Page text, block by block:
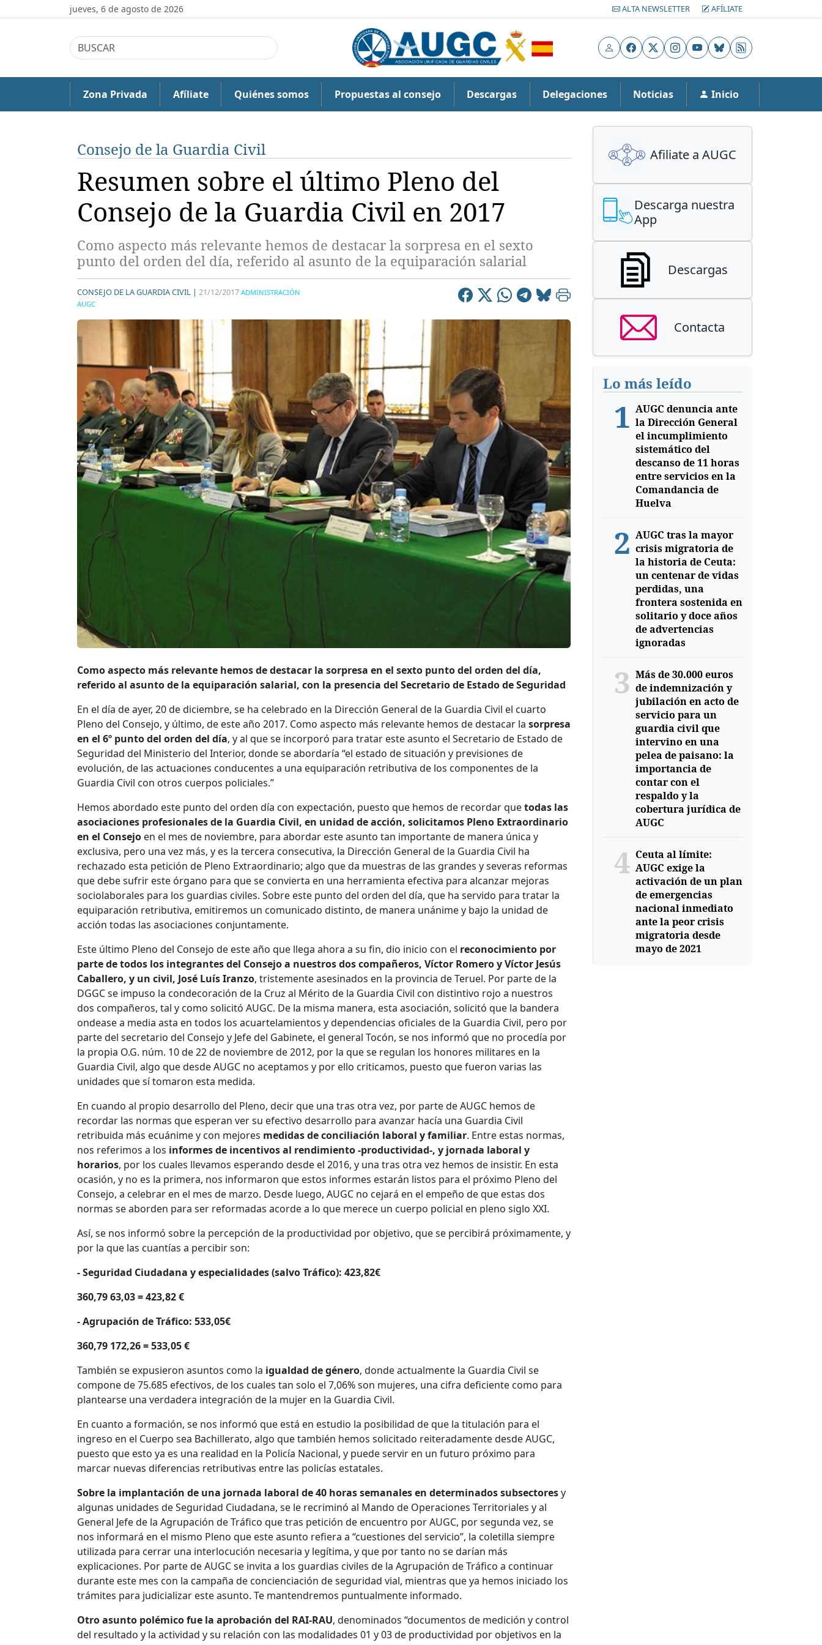
jueves, 6 de agosto de 2026 ALTA NEWSLETTER AFÍLIATE
UsuarioFacebook
X Instagram
YouTubeBluesky
RSS
Zona Privada Afíliate Quiénes somos Propuestas al consejo Descargas Delegaciones Noticias Inicio
Consejo de la Guardia Civil
Resumen sobre el último Pleno del
Consejo de la Guardia Civil en 2017
Como aspecto más relevante hemos de destacar la sorpresa en el sexto
punto del orden del día, referido al asunto de la equiparación salarial
CONSEJO DE LA GUARDIA CIVIL | 21/12/2017 ADMINISTRACIÓN
AUGC
Como aspecto más relevante hemos de destacar la sorpresa en el sexto punto del orden del día,
referido al asunto de la equiparación salarial, con la presencia del Secretario de Estado de Seguridad
En el día de ayer, 20 de diciembre, se ha celebrado en la Dirección General de la Guardia Civil el cuarto
Pleno del Consejo, y último, de este año 2017. Como aspecto más relevante hemos de destacar la sorpresa
en el 6º punto del orden del día, y al que se incorporó para tratar este asunto el Secretario de Estado de
Seguridad del Ministerio del Interior, donde se abordaría “el estado de situación y previsiones de
evolución, de las actuaciones conducentes a una equiparación retributiva de los componentes de la
Guardia Civil con otros cuerpos policiales.”
Hemos abordado este punto del orden día con expectación, puesto que hemos de recordar quetodas las
asociaciones profesionales de la Guardia Civil, en unidad de acción, solicitamos Pleno Extraordinario
en el Consejo en el mes de noviembre, para abordar este asunto tan importante de manera única y
exclusiva, pero una vez más, y es la tercera consecutiva, la Dirección General de la Guardia Civil ha
rechazado esta petición de Pleno Extraordinario; algo que da muestras de las grandes y severas reformas
que debe sufrir este órgano para que se convierta en una herramienta efectiva para alcanzar mejoras
sociolaborales para los guardias civiles. Sobre este punto del orden del día, que ha servido para tratar la
equiparación retributiva, emitiremos un comunicado distinto, de manera unánime y bajo la unidad de
acción todas las asociaciones conjuntamente.
Este último Pleno del Consejo de este año que llega ahora a su fin, dio inicio con el reconocimiento por
parte de todos los integrantes del Consejo a nuestros dos compañeros, Víctor Romero y Víctor Jesús
Caballero, y un civil, José Luís Iranzo, tristemente asesinados en la provincia de Teruel. Por parte de la
DGGC se impuso la condecoración de la Cruz al Mérito de la Guardia Civil con distintivo rojo a nuestros
dos compañeros, tal y como solicitó AUGC. De la misma manera, esta asociación, solicitó que la bandera
ondease a media asta en todos los acuartelamientos y dependencias oficiales de la Guardia Civil, pero por
parte del secretario del Consejo y Jefe del Gabinete, el general Tocón, se nos informó que no procedía por
la propia O.G. núm. 10 de 22 de noviembre de 2012, por la que se regulan los honores militares en la
Guardia Civil, algo que desde AUGC no aceptamos y por ello criticamos, puesto que fueron varias las
unidades que sí tomaron esta medida.
En cuando al propio desarrollo del Pleno, decir que una tras otra vez, por parte de AUGC hemos de
recordar las normas que esperan ver su efectivo desarrollo para avanzar hacía una Guardia Civil
retribuida más ecuánime y con mejores medidas de conciliación laboral y familiar. Entre estas normas,
nos referimos a los informes de incentivos al rendimiento -productividad-, y jornada laboral y
horarios, por los cuales llevamos esperando desde el 2016, y una tras otra vez hemos de insistir. En esta
ocasión, y no es la primera, nos informaron que estos informes estarán listos para el próximo Pleno del
Consejo, a celebrar en el mes de marzo. Desde luego, AUGC no cejará en el empeño de que estas dos
normas se aborden para ser reformadas acorde a lo que merece un cuerpo policial en pleno siglo XXI.
Así, se nos informó sobre la percepción de la productividad por objetivo, que se percibirá próximamente, y
por la que las cuantías a percibir son:
- Seguridad Ciudadana y especialidades (salvo Tráfico): 423,82€
360,79 63,03 = 423,82 €
- Agrupación de Tráfico: 533,05€
360,79 172,26 = 533,05 €
También se expusieron asuntos como la igualdad de género, donde actualmente la Guardia Civil se
compone de 75.685 efectivos, de los cuales tan solo el 7,06% son mujeres, una cifra deficiente como para
plantearse una verdadera integración de la mujer en la Guardia Civil.
En cuanto a formación, se nos informó que está en estudio la posibilidad de que la titulación para el
ingreso en el Cuerpo sea Bachillerato, algo que también hemos solicitado reiteradamente desde AUGC,
puesto que esto ya es una realidad en la Policía Nacional, y puede servir en un futuro próximo para
marcar nuevas diferencias retributivas entre las policías estatales.
Sobre la implantación de una jornada laboral de 40 horas semanales en determinados subsectoresy
algunas unidades de Seguridad Ciudadana, se le recriminó al Mando de Operaciones Territoriales y al
General Jefe de la Agrupación de Tráfico que tras petición de encuentro por AUGC, por segunda vez, se
nos informará en el mismo Pleno que este asunto refiera a “cuestiones del servicio”, la coletilla siempre
utilizada para cerrar una interlocución necesaria y legítima, y que por tanto no se darían más
explicaciones. Por parte de AUGC se invita a los guardias civiles de la Agrupación de Tráfico a continuar
durante este mes con la campaña de concienciación de seguridad vial, mientras que ya hemos iniciado los
trámites para judicializar este asunto. Te mantendremos puntualmente informado.
Otro asunto polémico fue la aprobación del RAI-RAU, denominados “documentos de medición y control
del resultado y la actividad y su relación con las modalidades 01 y 03 de productividad por objetivos en la
Afiliate a AUGC
Descarga nuestra
App
Descargas
Contacta
Lo más leído
1 AUGC denuncia ante
la Dirección General
el incumplimiento
sistemático del
descanso de 11 horas
entre servicios en la
Comandancia de
Huelva
2 AUGC tras la mayor
crisis migratoria de
la historia de Ceuta:
un centenar de vidas
perdidas, una
frontera sostenida en
solitario y doce años
de advertencias
ignoradas
3 Más de 30.000 euros
de indemnización y
jubilación en acto de
servicio para un
guardia civil que
intervino en una
pelea de paisano: la
importancia de
contar con el
respaldo y la
cobertura jurídica de
AUGC
4 Ceuta al límite:
AUGC exige la
activación de un plan
de emergencias
nacional inmediato
ante la peor crisis
migratoria desde
mayo de 2021